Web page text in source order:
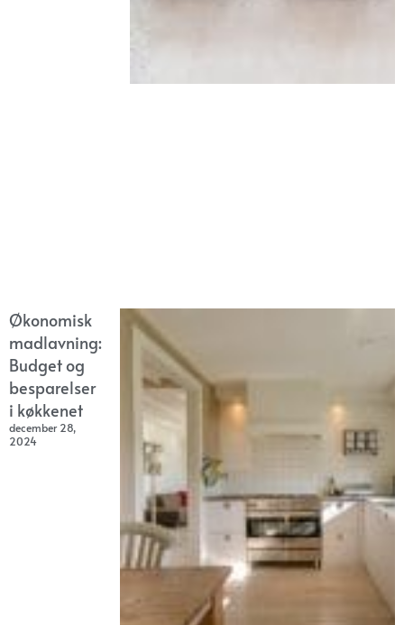
Økonomisk
madlavning:
Budget og
besparelser
i køkkenet
december 28,
2024